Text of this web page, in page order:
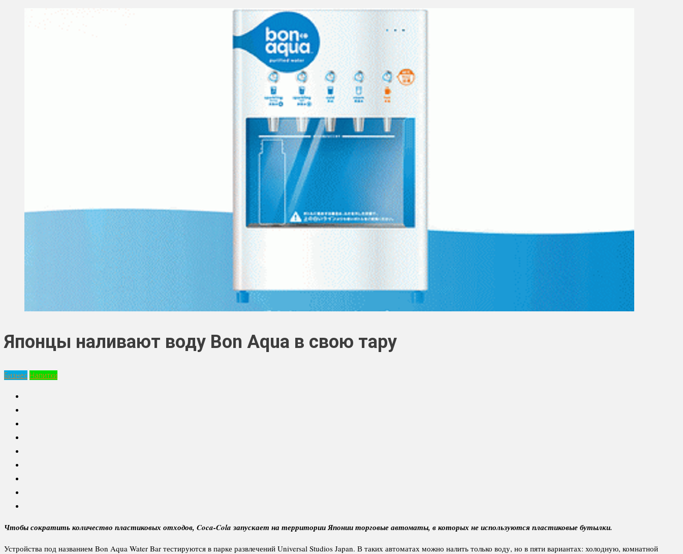
Японцы наливают воду Bon Aqua в свою тару
Бизнес Напитки
Чтобы сократить количество пластиковых отходов, Coca-Cola запускает на территории Японии торговые автоматы, в которых не используются пластиковые бутылки.
Устройства под названием Bon Aqua Water Bar тестируются в парке развлечений Universal Studios Japan. В таких автоматах можно налить только воду, но в пяти вариантах: холодную, комнатной